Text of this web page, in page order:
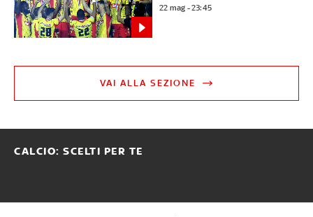
22 mag - 23:45
VAI ALLA SEZIONE
CALCIO: SCELTI PER TE